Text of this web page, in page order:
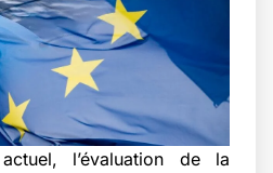
l’évaluation de la